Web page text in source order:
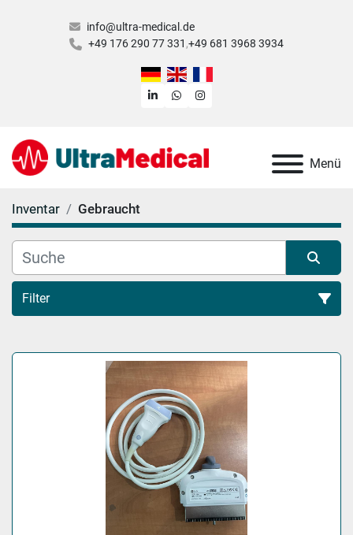
info@ultra-medical.de
+49 176 290 77 331 +49 681 3968 3934
linkedinwhatsappinstagram
Menü
Inventar Gebraucht
Filter
Sortieren nach